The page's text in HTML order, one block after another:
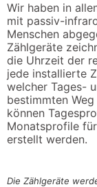
Wir haben in
mit passiv-
Menschen
Zählgeräte
die Uhrzeit der
jede installierte
welcher Tages-
bestimmten
können
Monatsprofile
erstellt werden.
Die Zählgeräte